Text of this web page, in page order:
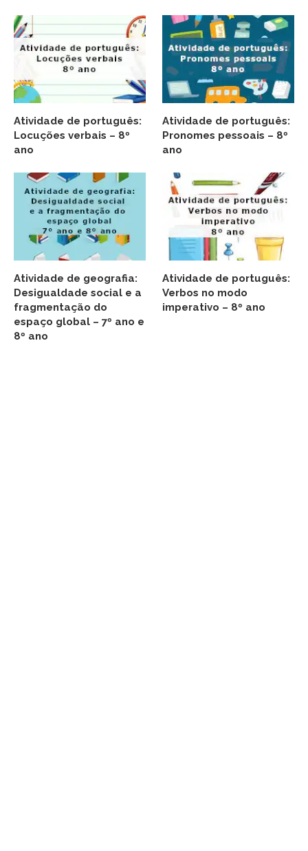
Atividade de português:
Locuções verbais – 8º
ano
Atividade de português:
Pronomes pessoais – 8º
ano
Atividade de geografia:
Desigualdade social e a
fragmentação do
espaço global – 7º ano e
8º ano
Atividade de português:
Verbos no modo
imperativo – 8º ano